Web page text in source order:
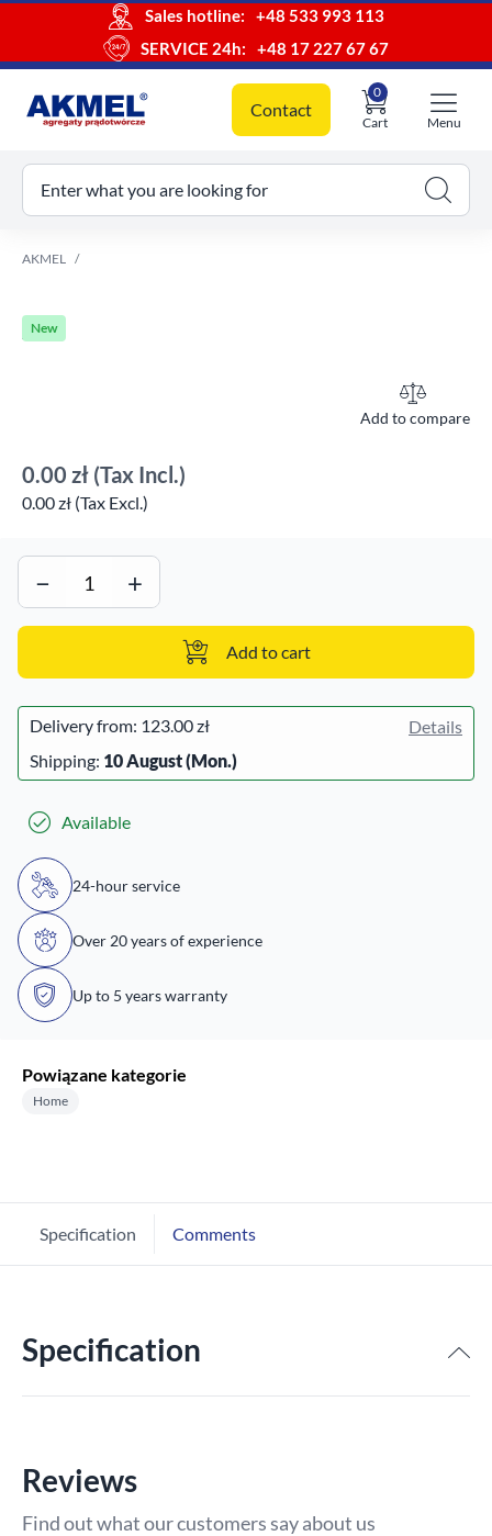
Sales hotline:
+48 533 993 113
SERVICE 24h:
+48 17 227 67 67
Contact
Cart
0
cart
Menu
Enter what you are looking for
AKMEL
New
Add to compare
0.00 zł (Tax Incl.)
0.00 zł (Tax Excl.)
− +
Add to cart
Delivery from: 123.00 zł
Details
Shipping: 10 August (Mon.)
Available
24-hour service
Over 20 years of experience
Up to 5 years warranty
Powiązane kategorie
Home
Specification Comments
Specification
Reviews
Find out what our customers say about us